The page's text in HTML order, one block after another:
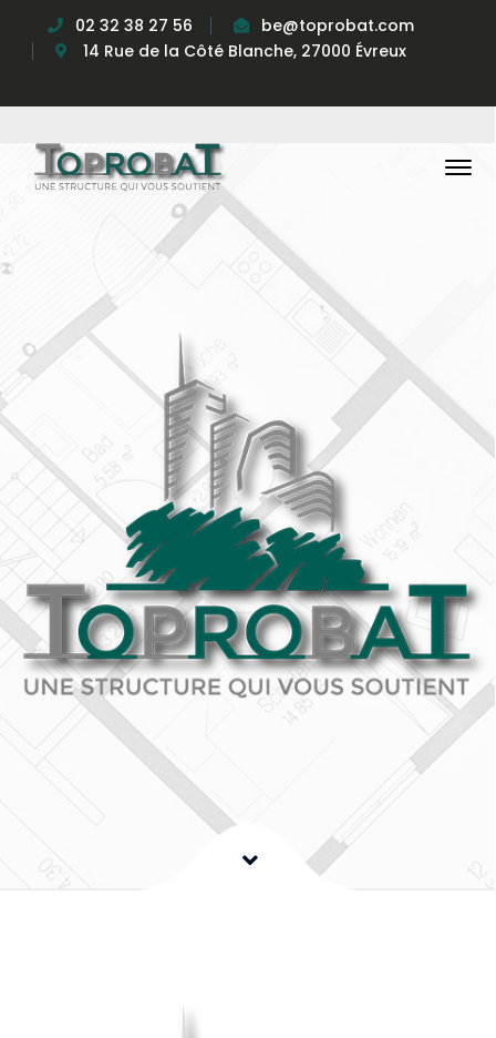
02 32 38 27 56
be@toprobat.com
14 Rue de la Côté Blanche, 27000 Évreux